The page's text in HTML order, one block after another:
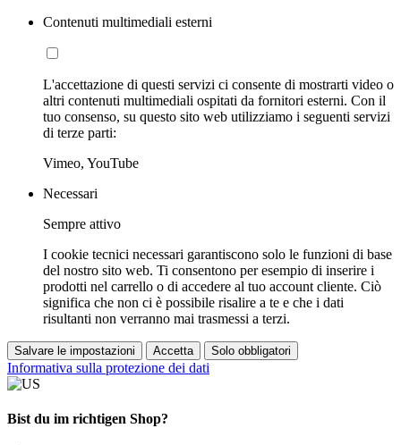
Contenuti multimediali esterni
L'accettazione di questi servizi ci consente di mostrarti video o
altri contenuti multimediali ospitati da fornitori esterni. Con il
tuo consenso, su questo sito web utilizziamo i seguenti servizi
di terze parti:
Vimeo, YouTube
Necessari
Sempre attivo
I cookie tecnici necessari garantiscono solo le funzioni di base
del nostro sito web. Ti consentono per esempio di inserire i
prodotti nel carrello o di accedere al tuo account cliente. Ciò
significa che non ci è possibile risalire a te e che i dati
risultanti non verranno mai trasmessi a terzi.
Salvare le impostazioni Accetta Solo obbligatori
Informativa sulla protezione dei dati
Bist du im richtigen Shop?